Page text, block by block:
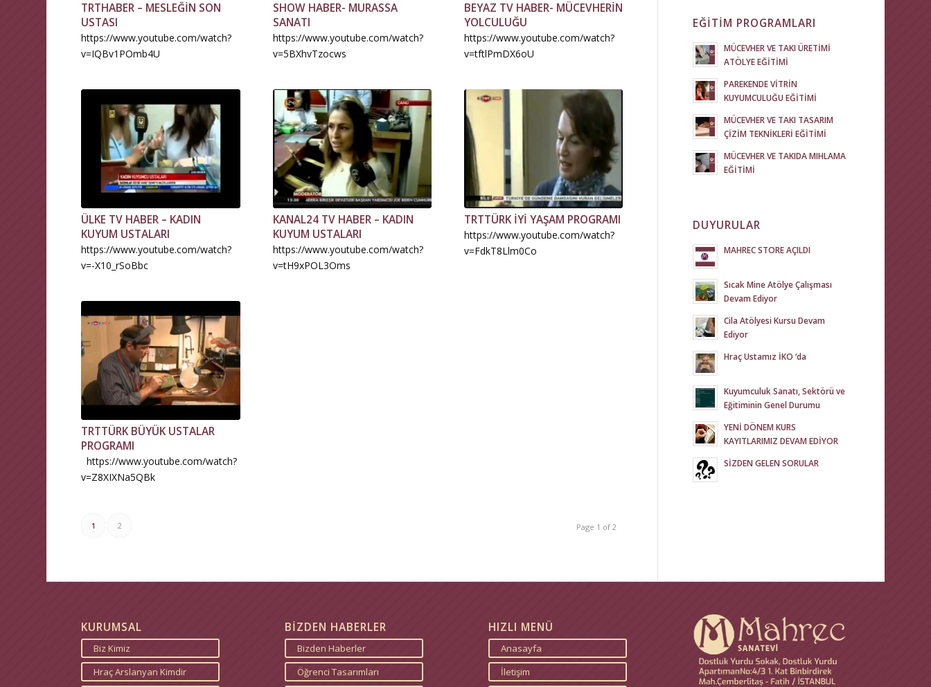
TRTHABER – MESLEĞİN SON
USTASI
https://www.youtube.com/watch?
v=IQBv1POmb4U
SHOW HABER- MURASSA
SANATI
https://www.youtube.com/watch?
v=5BXhvTzocws
BEYAZ TV HABER- MÜCEVHERİN
YOLCULUĞU
https://www.youtube.com/watch?
v=tftlPmDX6oU
ÜLKE TV HABER – KADIN
KUYUM USTALARI
https://www.youtube.com/watch?
v=-X10_rSoBbc
KANAL24 TV HABER – KADIN
KUYUM USTALARI
https://www.youtube.com/watch?
v=tH9xPOL3Oms
TRTTÜRK İYİ YAŞAM PROGRAMI
https://www.youtube.com/watch?
v=FdkT8Llm0Co
TRTTÜRK BÜYÜK USTALAR
PROGRAMI
https://www.youtube.com/watch?
v=Z8XIXNa5QBk
Page 1 of 2
1 2
EĞİTİM PROGRAMLARI
MÜCEVHER VE TAKI ÜRETİMİ
ATÖLYE EĞİTİMİ
PAREKENDE VİTRİN
KUYUMCULUĞU EĞİTİMİ
MÜCEVHER VE TAKI TASARIM
ÇİZİM TEKNİKLERİ EĞİTİMİ
MÜCEVHER VE TAKIDA MIHLAMA
EĞİTİMİ
DUYURULAR
MAHREC STORE AÇILDI
Sıcak Mine Atölye Çalışması
Devam Ediyor
Cila Atölyesi Kursu Devam
Ediyor
Hraç Ustamız İKO ‘da
Kuyumculuk Sanatı, Sektörü ve
Eğitiminin Genel Durumu
YENİ DÖNEM KURS
KAYITLARIMIZ DEVAM EDİYOR
SİZDEN GELEN SORULAR
KURUMSAL
Biz Kimiz
Hraç Arslanyan Kimdir
BİZDEN HABERLER
Bizden Haberler
Öğrenci Tasarımları
HIZLI MENÜ
Anasayfa
İletişim